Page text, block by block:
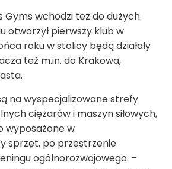
Gyms wchodzi też do dużych
otworzył pierwszy klub w
roku w stolicy będą działały
też m.in. do Krakowa,
na wyspecjalizowane strefy
ciężarów i maszyn siłowych,
wyposażone w
sprzęt, po przestrzenie
ogólnorozwojowego. –